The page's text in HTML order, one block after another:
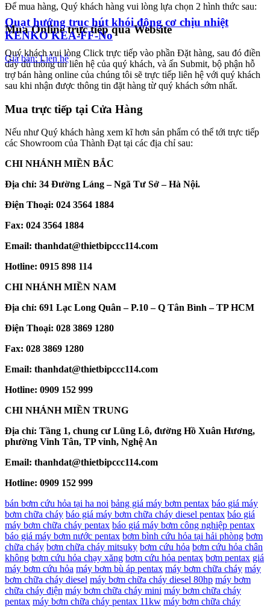
Quạt hướng trục hút khói động cơ chịu nhiệt
KENKO KEA-FF-No
Giá bán: Liên hệ
Để mua hàng, Quý khách hàng vui lòng lựa chọn 2 hình thức sau:
Mua Online trực tiếp qua Website
Quý khách vui lòng Click trực tiếp vào phần Đặt hàng, sau đó điền
đầy đủ thông tin liên hệ của quý khách, và ấn Submit, bộ phận hỗ
trợ bán hàng online của chúng tôi sẽ trực tiếp liên hệ với quý khách
sau khi nhận được thông tin đặt hàng từ quý khách sớm nhất.
Mua trực tiếp tại Cửa Hàng
Nếu như Quý khách hàng xem kĩ hơn sản phẩm có thể tới trực tiếp
các Showroom của Thành Đạt tại các địa chỉ sau:
CHI NHÁNH MIỀN BẮC
Địa chỉ: 34 Đường Láng – Ngã Tư Sở – Hà Nội.
Điện Thoại: 024 3564 1884
Fax: 024 3564 1884
Email: thanhdat@thietbipccc114.com
Hotline: 0915 898 114
CHI NHÁNH MIỀN NAM
Địa chỉ: 691 Lạc Long Quân – P.10 – Q Tân Bình – TP HCM
Điện Thoại: 028 3869 1280
Fax: 028 3869 1280
Email: thanhdat@thietbipccc114.com
Hotline: 0909 152 999
CHI NHÁNH MIỀN TRUNG
Địa chỉ: Tầng 1, chung cư Lũng Lô, đường Hồ Xuân Hương,
phường Vinh Tân, TP vinh, Nghệ An
Email: thanhdat@thietbipccc114.com
Hotline: 0909 152 999
bán bơm cứu hỏa tại ha noi bảng giá máy bơm pentax báo giá máy
bơm chữa cháy báo giá máy bơm chữa cháy diesel pentax báo giá
máy bơm chữa cháy pentax báo giá máy bơm công nghiệp pentax
báo giá máy bơm nước pentax bơm bình cứu hỏa tại hải phòng bơm
chữa cháy bơm chữa cháy mitsuky bơm cứu hỏa bơm cứu hỏa chân
không bơm cứu hỏa chạy xăng bơm cứu hỏa pentax bơm pentax giá
máy bơm cứu hỏa máy bơm bù áp pentax máy bơm chữa cháy máy
bơm chữa cháy diesel máy bơm chữa cháy diesel 80hp máy bơm
chữa cháy điện máy bơm chữa cháy mini máy bơm chữa cháy
pentax máy bơm chữa cháy pentax 11kw máy bơm chữa cháy